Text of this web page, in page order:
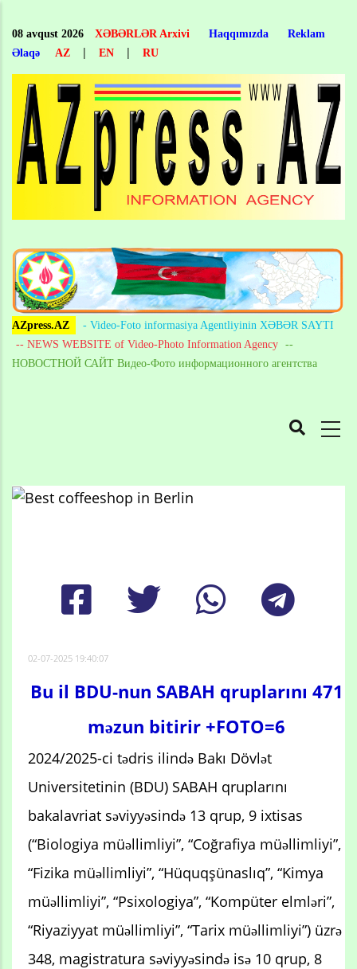
main
content
08 avqust 2026 XƏBƏRLƏR Arxivi Haqqımızda
Reklam
Əlaqə
AZ | EN | RU
AZpress.AZ
- Video-Foto informasiya Agentliyinin XƏBƏR SAYTI
-- NEWS WEBSITE of Video-Photo Information Agency --
НОВОСТНОЙ САЙТ Видео-Фото информационного агентства
Breadcrumb
02-07-2025 19:40:07
Bu il BDU-nun SABAH qruplarını 471
məzun bitirir +FOTO=6
2024/2025-ci tədris ilində Bakı Dövlət
Universitetinin (BDU) SABAH qruplarını
bakalavriat səviyyəsində 13 qrup, 9 ixtisas
(“Biologiya müəllimliyi”, “Coğrafiya müəllimliyi”,
“Fizika müəllimliyi”, “Hüquqşünaslıq”, “Kimya
müəllimliyi”, “Psixologiya”, “Kompüter elmləri”,
“Riyaziyyat müəllimliyi”, “Tarix müəllimliyi”) üzrə
348, magistratura səviyyəsində isə 10 qrup, 8